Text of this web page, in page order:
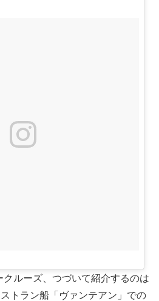
ルーズ、つづいて紹介するのは
トラン船「ヴァンテアン」での